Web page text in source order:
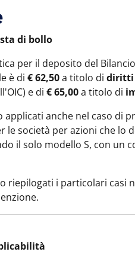
di bollo
per il deposito del
è di € 62,50a titolo di diritti
e di € 65,00a titolo di
anche nel caso di
le società per azioni che
il solo modello S, con un
riepilogati i particolari